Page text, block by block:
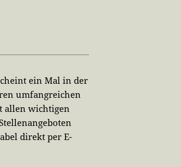
ein Mal in der
umfangreichen
allen wichtigen
direkt per E-